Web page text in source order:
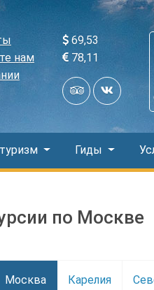
нам
69,53
78,11
Гиды
по Москве
Москва Карелия